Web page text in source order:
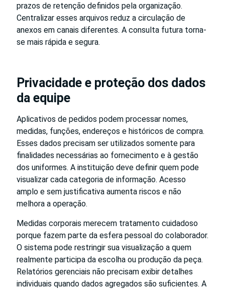
prazos de retenção definidos pela organização.
Centralizar esses arquivos reduz a circulação de
anexos em canais diferentes. A consulta futura torna-
se mais rápida e segura.
Privacidade e proteção dos dados
da equipe
Aplicativos de pedidos podem processar nomes,
medidas, funções, endereços e históricos de compra.
Esses dados precisam ser utilizados somente para
finalidades necessárias ao fornecimento e à gestão
dos uniformes. A instituição deve definir quem pode
visualizar cada categoria de informação. Acesso
amplo e sem justificativa aumenta riscos e não
melhora a operação.
Medidas corporais merecem tratamento cuidadoso
porque fazem parte da esfera pessoal do colaborador.
O sistema pode restringir sua visualização a quem
realmente participa da escolha ou produção da peça.
Relatórios gerenciais não precisam exibir detalhes
individuais quando dados agregados são suficientes. A